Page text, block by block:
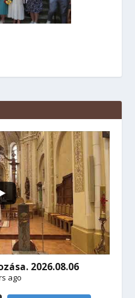
2026.08.06
ago